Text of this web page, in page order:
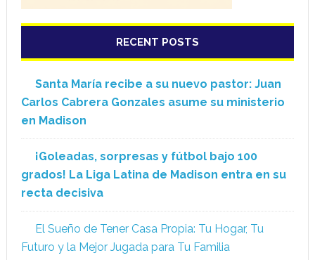
RECENT POSTS
Santa María recibe a su nuevo pastor: Juan
Carlos Cabrera Gonzales asume su ministerio
en Madison
¡Goleadas, sorpresas y fútbol bajo 100
grados! La Liga Latina de Madison entra en su
recta decisiva
El Sueño de Tener Casa Propia: Tu Hogar, Tu
Futuro y la Mejor Jugada para Tu Familia